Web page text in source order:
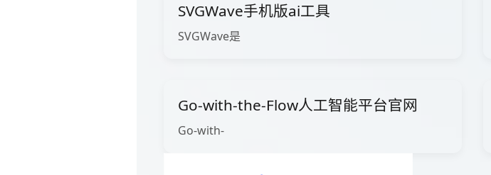
SVGWave手机版ai工具
SVGWave是
Go-with-the-Flow人工智能平台官网
Go-with-